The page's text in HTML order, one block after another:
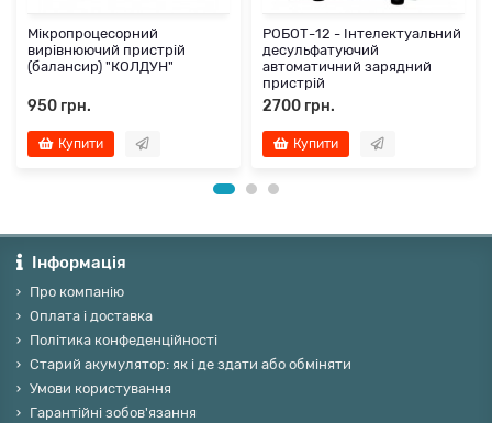
Мікропроцесорний
вирівнюючий пристрій
(балансир) "КОЛДУН"
950 грн.
Купити
РОБОТ-12 - Інтелектуальний
десульфатуючий
автоматичний зарядний
пристрій
2700 грн.
Купити
Інформація
Про компанію
Оплата і доставка
Політика конфеденційності
Старий акумулятор: як і де здати або обміняти
Умови користування
Гарантійні зобов'язання